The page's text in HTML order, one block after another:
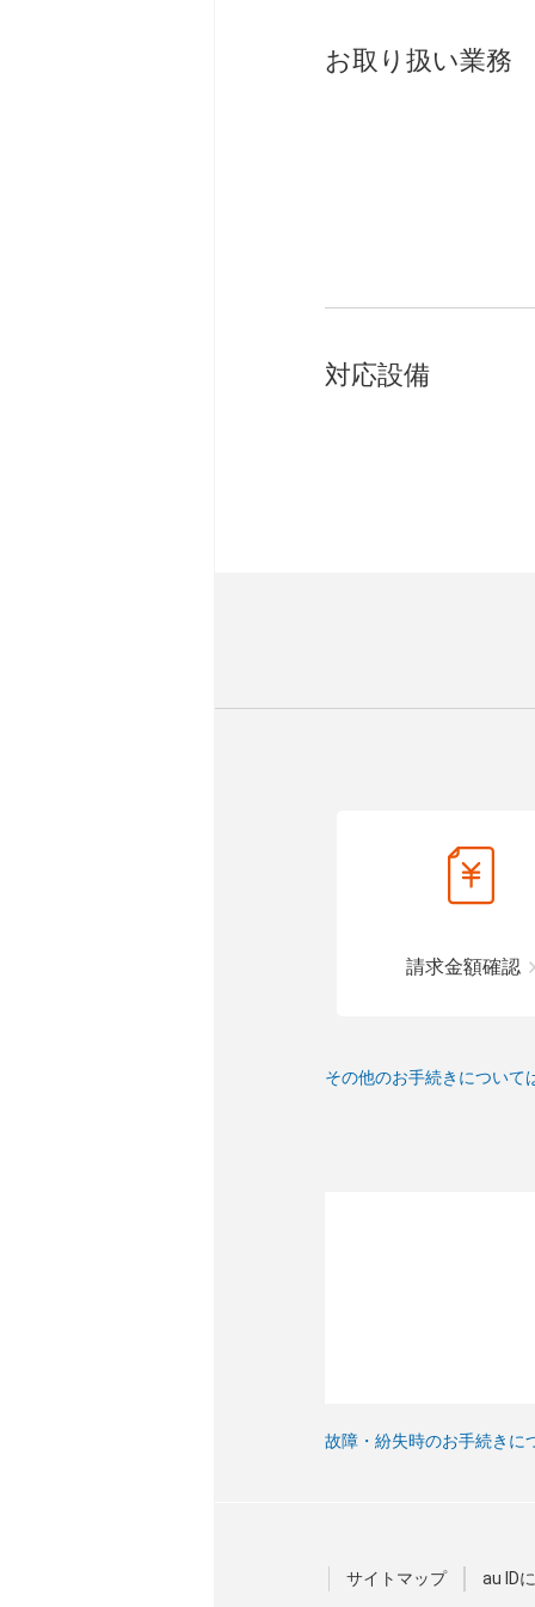
お取り扱い業務
対応設備
請求金額確認
その他のお手続きについて
故障・紛失時のお手続きに
サイトマップ au ID